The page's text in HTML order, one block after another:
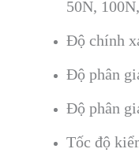
50N,
Độ chính
Độ phân
Độ phân
Tốc độ